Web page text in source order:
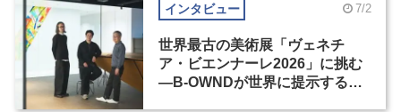
インタビュー 7/2
世界最古の美術展「ヴェネチ
ア・ビエンナーレ2026」に挑む
―B-OWNDが世界に提示する美